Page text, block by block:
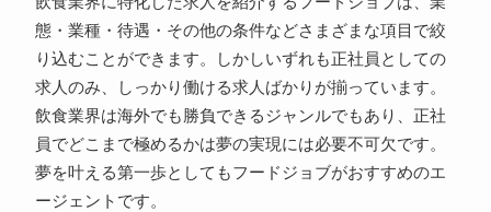
態・業種・待遇・その他の条件などさまざまな項目で絞
り込むことができます。しかしいずれも正社員としての
求人のみ、しっかり働ける求人ばかりが揃っています。
飲食業界は海外でも勝負できるジャンルでもあり、正社
員でどこまで極めるかは夢の実現には必要不可欠です。
夢を叶える第一歩としてもフードジョブがおすすめのエ
ージェントです。